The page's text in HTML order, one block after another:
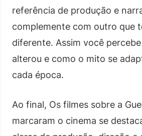
referência de produção e
complemente com outro que
diferente. Assim você
alterou e como o mito se
cada época.
Ao final, Os filmes sobre a
marcaram o cinema se